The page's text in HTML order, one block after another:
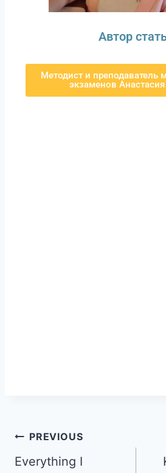
Автор
Методист и преподаватель
экзаменов
PREVIOUS
Everything I